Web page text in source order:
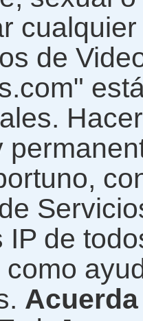
de
IP de
Acuerda